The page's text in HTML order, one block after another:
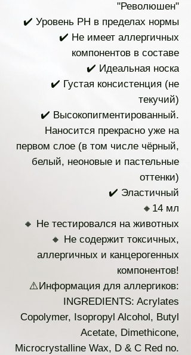
"Революшен"
✔️ Уровень PH в пределах нормы
✔️ Не имеет аллергичных
компонентов в составе
✔️ Идеальная носка
✔️ Густая консистенция (не
текучий)
✔️ Высокопигментированный.
Наносится прекрасно уже на
первом слое (в том числе чёрный,
белый, неоновые и пастельные
оттенки)
✔️ Эластичный
🔸14 мл
🔸 Не тестировался на животных
🔸 Не содержит токсичных,
аллергичных и канцерогенных
компонентов!
⚠️Информация для аллергиков:
INGREDIENTS: Acrylates
Copolymer, Isopropyl Alcohol, Butyl
Acetate, Dimethicone,
Microcrystalline Wax, D & C Red no.